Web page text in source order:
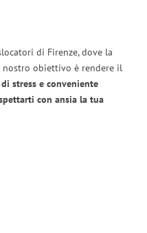
di Firenze, dove la
obiettivo è rendere il
stress e conveniente
con ansia la tua